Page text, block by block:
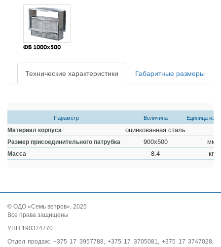
ФБ 1000х500
Технические характеристики Габаритные размеры
Параметр Величина Единица
Материал корпуса оцинкованная сталь
Размер присоединительного патрубка 900х500 мм
Масса 8.4 кг
© ОДО «Семь ветров», 2025
Все права защищены
УНП 190374770
Отдел продаж: +375 17 3957788, +375 17 3705081, +375 17 3747028,